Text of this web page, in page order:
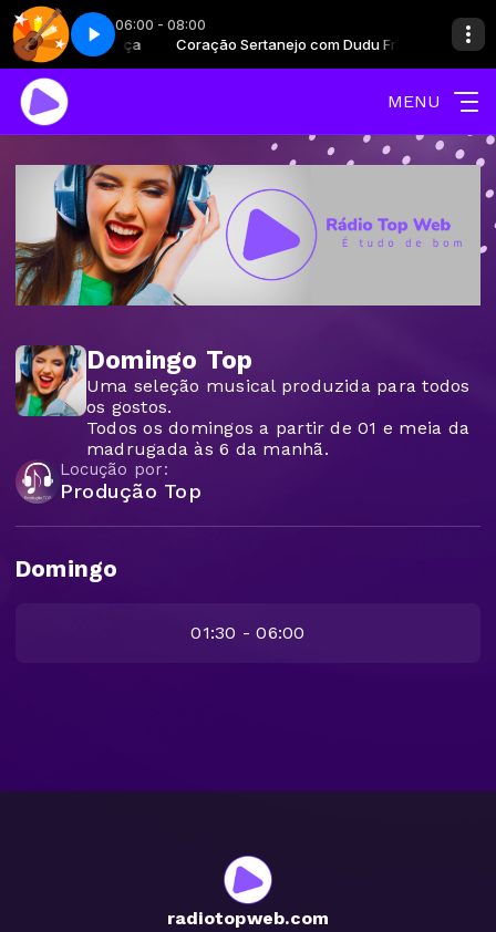
06:00 - 08:00
com Dudu França Coração Sertanejo com Dudu França
- Parte 2 Coração sertanejo - Parte 2
MENU
Domingo Top
Uma seleção musical produzida para todos
os gostos.
Todos os domingos a partir de 01 e meia da
madrugada às 6 da manhã.
Locução por:
Produção Top
Domingo
01:30 - 06:00
radiotopweb.com